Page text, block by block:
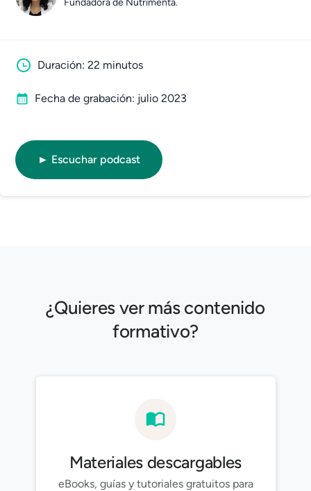
Fundadora de Nutrimenta.
Duración: 22 minutos
Fecha de grabación: julio 2023
► Escuchar podcast
¿Quieres ver más contenido
formativo?
Materiales descargables
eBooks, guías y tutoriales gratuitos para